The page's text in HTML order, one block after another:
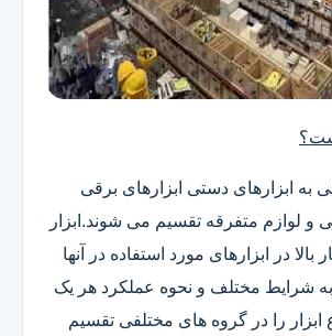
به ابزارهای دستی ابزارهای برقی
و لوازم متفرقه تقسیم می شوند.ابزار
در ابزارهای مورد استفاده در آنها
به شرایط مختلف و نحوه عملکرد هر یک
ابزار را در گروه های مختلفی تقسیم